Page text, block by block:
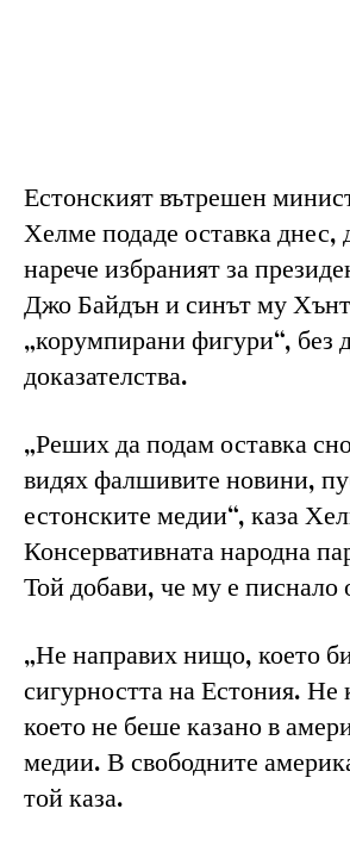
Естонският вътрешен
Хелме подаде оставка днес,
нарече избраният за
Джо Байдън и синът му
„корумпирани фигури“, без
доказателства.
„Реших да подам оставка
видях фалшивите новини,
естонските медии“, каза
Консервативната народна
Той добави, че му е писнало
„Не направих нищо, което
сигурността на Естония. Не
което не беше казано в
медии. В свободните
той каза.